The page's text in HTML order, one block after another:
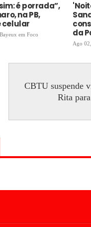
é porrada”,
na PB,
celular
em Foco
da
Ago
CBTU suspende
Rita